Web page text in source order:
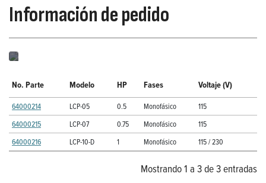
Información de pedido
No. Parte Modelo HP Fases Voltaje (V)
64000214 LCP-05 0.5 Monofásico
115
64000215
LCP-07 0.75 Monofásico
115
64000216
LCP-10-D 1 Monofásico 115 / 230
Mostrando 1 a 3 de 3 entradas